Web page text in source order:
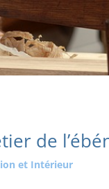
de
et Intérieur